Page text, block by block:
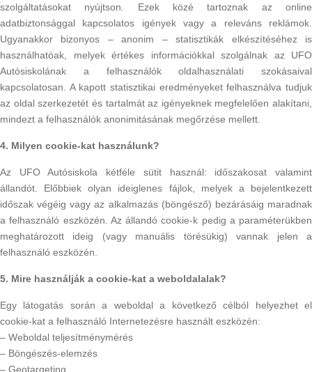
szolgáltatásokat nyújtson. Ezek közé tartoznak az online
adatbiztonsággal kapcsolatos igények vagy a releváns reklámok.
Ugyanakkor bizonyos – anonim – statisztikák elkészítéséhez is
használhatóak, melyek értékes információkkal szolgálnak az UFO
Autósiskolának a felhasználók oldalhasználati szokásaival
kapcsolatosan. A kapott statisztikai eredményeket felhasználva tudjuk
az oldal szerkezetét és tartalmát az igényeknek megfelelően alakítani,
mindezt a felhasználók anonimitásának megőrzése mellett.
4. Milyen cookie-kat használunk?
Az UFO Autósiskola kétféle sütit használ: időszakosat valamint
állandót. Előbbiek olyan ideiglenes fájlok, melyek a bejelentkezett
időszak végéig vagy az alkalmazás (böngésző) bezárásáig maradnak
a felhasználó eszközén. Az állandó cookie-k pedig a paraméterükben
meghatározott ideig (vagy manuális törésükig) vannak jelen a
felhasználó eszközén.
5. Mire használják a cookie-kat a weboldalalak?
Egy látogatás során a weboldal a következő célból helyezhet el
cookie-kat a felhasználó Internetezésre használt eszközén:
– Weboldal teljesítménymérés
– Böngészés-elemzés
– Geotargeting